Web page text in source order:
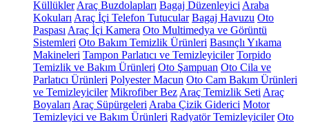
Küllükler Araç Buzdolapları Bagaj Düzenleyici Araba
Kokuları Araç İçi Telefon Tutucular Bagaj Havuzu Oto
Paspası Araç İçi Kamera Oto Multimedya ve Görüntü
Sistemleri Oto Bakım Temizlik Ürünleri Basınçlı Yıkama
Makineleri Tampon Parlatıcı ve Temizleyiciler Torpido
Temizlik ve Bakım Ürünleri Oto Şampuan Oto Cila ve
Parlatıcı Ürünleri Polyester Macun Oto Cam Bakım Ürünleri
ve Temizleyiciler Mikrofiber Bez Araç Temizlik Seti Araç
Boyaları Araç Süpürgeleri Araba Çizik Giderici Motor
Temizleyici ve Bakım Ürünleri Radyatör Temizleyiciler Oto